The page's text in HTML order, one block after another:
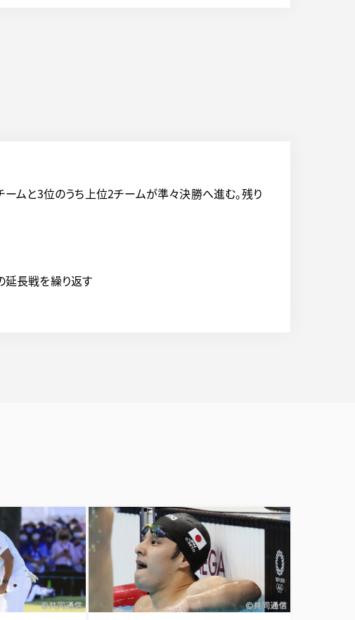
ムと3位のうち上位2チームが準々決勝へ進む。残り
長戦を繰り返す